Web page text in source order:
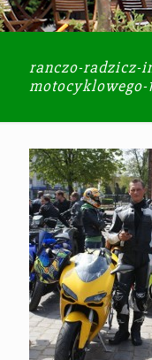
ranczo-radzicz-
motocyklowego-